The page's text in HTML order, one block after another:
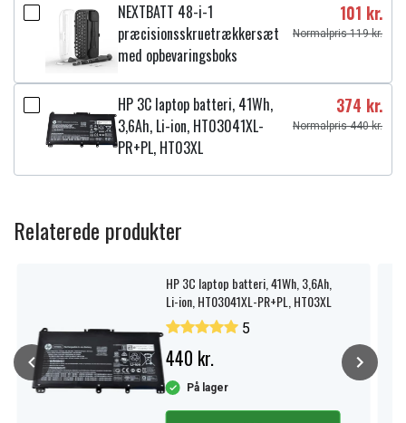
NEXTBATT 48-i-1
præcisionsskruetrækkersæt
med opbevaringsboks
101 kr.
Normalpris 119 kr.
HP 3C laptop batteri, 41Wh,
3,6Ah, Li-ion, HT03041XL-
PR+PL, HT03XL
374 kr.
Normalpris 440 kr.
Relaterede produkter
HP 3C laptop batteri, 41Wh, 3,6Ah,
Li-ion, HT03041XL-PR+PL, HT03XL
5
440 kr.
På lager